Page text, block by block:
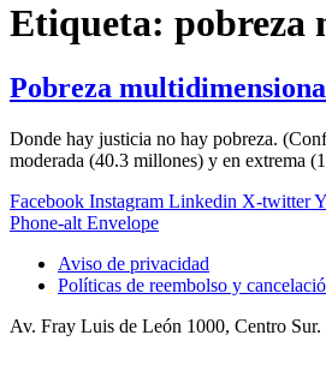
Etiqueta: pobreza
Pobreza
Donde hay justicia no hay pobreza.
moderada (40.3 millones) y en extrema
Facebook Instagram Linkedin X-twitter
Phone-alt Envelope
Aviso de privacidad
Políticas de reembolso y
Av. Fray Luis de León 1000, Centro